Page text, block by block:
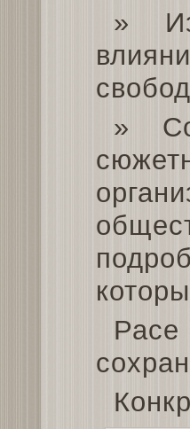
»
»